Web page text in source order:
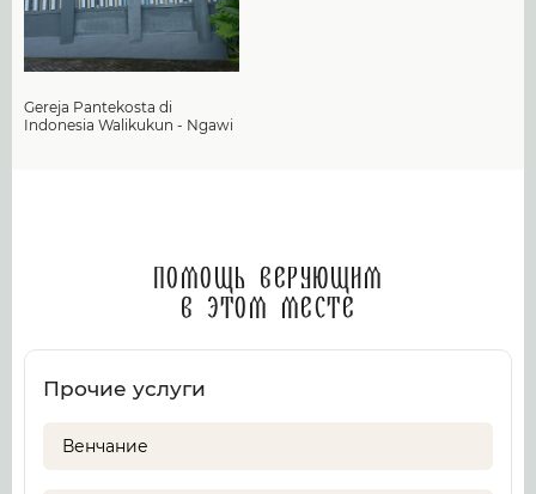
Gereja Pantekosta di
Indonesia Walikukun - Ngawi
Помощь верующим
в этом месте
Прочие услуги
Венчание